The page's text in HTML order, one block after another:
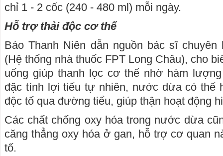
chỉ 1 - 2 cốc (240 - 480 ml) mỗi ngày.
Hỗ trợ thải độc cơ thể
Báo Thanh Niên dẫn nguồn bác sĩ
(Hệ thống nhà thuốc FPT Long Châu), cho
uống giúp thanh lọc cơ thể nhờ hàm
đặc tính lợi tiểu tự nhiên, nước dừa có thể
độc tố qua đường tiểu, giúp thận hoạt động
Các chất chống oxy hóa trong nước dừa
căng thẳng oxy hóa ở gan, hỗ trợ cơ quan
tố.